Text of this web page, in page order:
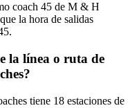
coach 45 de M & H
la hora de salidas
la línea o ruta de
tiene 18 estaciones de